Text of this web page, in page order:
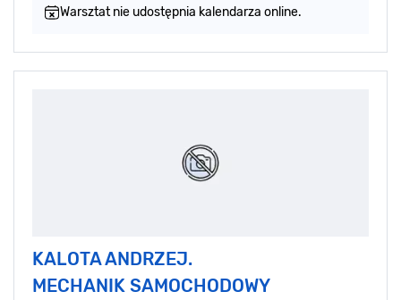
Warsztat nie udostępnia kalendarza online.
KALOTA ANDRZEJ.
MECHANIK SAMOCHODOWY